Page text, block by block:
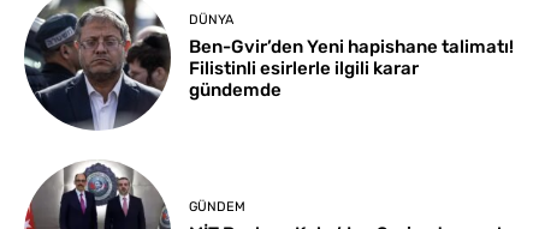
DÜNYA
Ben-Gvir’den Yeni hapishane talimatı!
Filistinli esirlerle ilgili karar
gündemde
GÜNDEM